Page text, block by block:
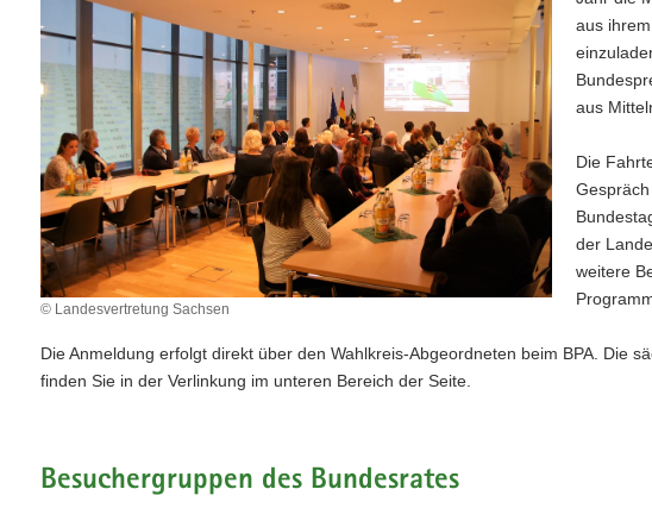
© Landesvertretung Sachsen
aus
aus
Die
der
weitere
Die Anmeldung erfolgt direkt über den Wahlkreis-Abgeordneten beim BPA. Die
finden Sie in der Verlinkung im unteren Bereich der Seite.
Besuchergruppen des Bundesrates